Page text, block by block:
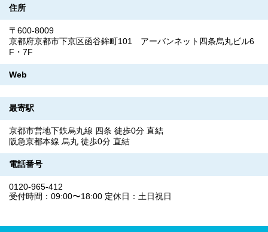
住所
〒600-8009
京都府京都市下京区函谷鉾町101 アーバンネット四条烏丸ビル6
F・7F
Web
最寄駅
京都市営地下鉄烏丸線 四条 徒歩0分 直結
阪急京都本線 烏丸 徒歩0分 直結
電話番号
0120-965-412
受付時間：09:00〜18:00 定休日：土日祝日